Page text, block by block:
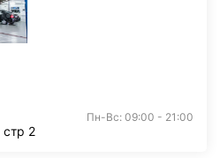
Пн-Вс: 09:00 - 21:00
2